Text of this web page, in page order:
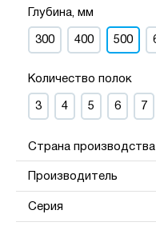
Глубина, мм
300 400 500
Количество полок
3 4 5 6 7
Страна производства
Производитель
Серия